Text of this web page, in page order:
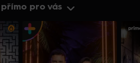
pro vás